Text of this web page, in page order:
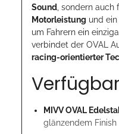
Sound , sondern auch
Motorleistung und ein
um Fahrern ein
verbindet der OVAL
racing-orientierter
MIVV OVAL
glänzendem